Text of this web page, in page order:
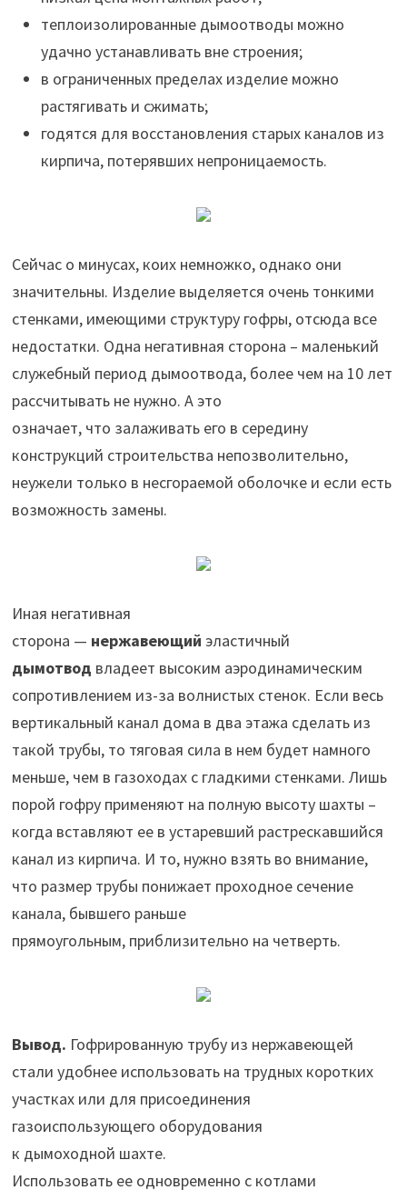
теплоизолированные дымоотводы можно
удачно устанавливать вне строения;
в ограниченных пределах изделие можно
растягивать и сжимать;
годятся для восстановления старых каналов из
кирпича, потерявших непроницаемость.
Сейчас о минусах, коих немножко, однако они
значительны. Изделие выделяется очень тонкими
стенками, имеющими структуру гофры, отсюда все
недостатки. Одна негативная сторона – маленький
служебный период дымоотвода, более чем на 10 лет
рассчитывать не нужно. А это
означает, что залаживать его в середину
конструкций строительства непозволительно,
неужели только в несгораемой оболочке и если есть
возможность замены.
Иная негативная
сторона — нержавеющий эластичный
дымотвод владеет высоким аэродинамическим
сопротивлением из-за волнистых стенок. Если весь
вертикальный канал дома в два этажа сделать из
такой трубы, то тяговая сила в нем будет намного
меньше, чем в газоходах с гладкими стенками. Лишь
порой гофру применяют на полную высоту шахты –
когда вставляют ее в устаревший растрескавшийся
канал из кирпича. И то, нужно взять во внимание,
что размер трубы понижает проходное сечение
канала, бывшего раньше
прямоугольным, приблизительно на четверть.
Вывод. Гофрированную трубу из нержавеющей
стали удобнее использовать на трудных коротких
участках или для присоединения
газоиспользующего оборудования
к дымоходной шахте.
Использовать ее одновременно с котлами